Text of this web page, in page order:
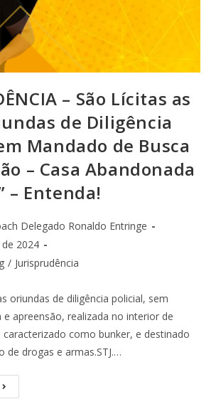
– São Lícitas as
de Diligência
Mandado de Busca
– Casa Abandonada
– Entenda!
Delegado Ronaldo Entringe
2024
/ Jurisprudência
oriundas de diligência policial, sem
e apreensão, realizada no interior de
como bunker, e destinado
de drogas e armas.STJ.…